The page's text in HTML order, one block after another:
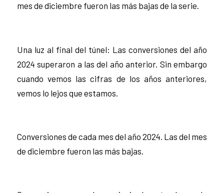
mes de diciembre fueron las más bajas de la serie.
Una luz al final del túnel: Las conversiones del año
2024 superaron a las del año anterior. Sin embargo
cuando vemos las cifras de los años anteriores,
vemos lo lejos que estamos.
Conversiones de cada mes del año 2024. Las del mes
de diciembre fueron las más bajas.